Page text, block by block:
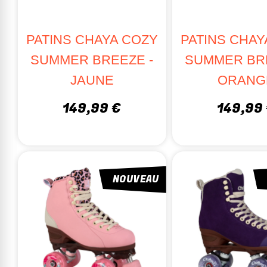
Utilisation:
PATINS À
Pour les
Un large
Des
Une
Prêt(e) à
Découvre
PATINS CHAYA COZY
SUMMER BREEZE -
JAUNE
149,99 €
PATINS
SUMMER
149,99
NOUVEAU